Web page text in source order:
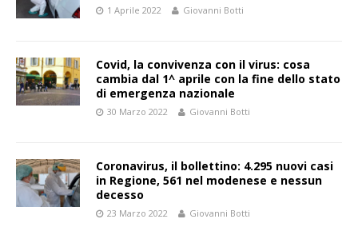
1 Aprile 2022 Giovanni Botti
Covid, la convivenza con il virus: cosa
cambia dal 1^ aprile con la fine dello stato
di emergenza nazionale
30 Marzo 2022 Giovanni Botti
Coronavirus, il bollettino: 4.295 nuovi casi
in Regione, 561 nel modenese e nessun
decesso
23 Marzo 2022 Giovanni Botti